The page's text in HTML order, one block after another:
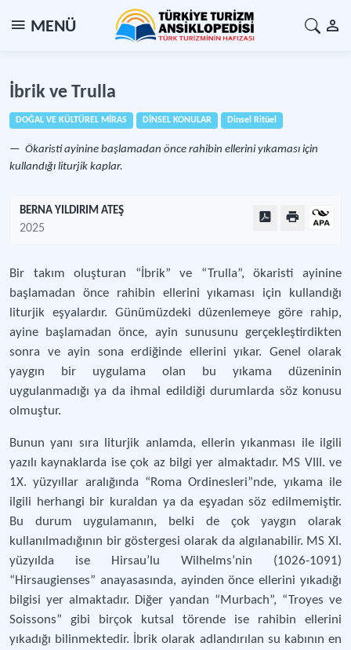
MENÜ
İbrik ve Trulla
DOĞAL VE KÜLTÜREL MİRAS DİNSEL KONULAR Dinsel Ritüel
Ökaristi ayinine başlamadan önce rahibin ellerini yıkaması için
kullandığı liturjik kaplar.
BERNA YILDIRIM ATEŞ
2025
Bir takım oluşturan “İbrik” ve “Trulla”, ökaristi ayinine
başlamadan önce rahibin ellerini yıkaması için kullandığı
liturjik eşyalardır. Günümüzdeki düzenlemeye göre rahip,
ayine başlamadan önce, ayin sunusunu gerçekleştirdikten
sonra ve ayin sona erdiğinde ellerini yıkar. Genel olarak
yaygın bir uygulama olan bu yıkama düzeninin
uygulanmadığı ya da ihmal edildiği durumlarda söz konusu
olmuştur.
Bunun yanı sıra liturjik anlamda, ellerin yıkanması ile ilgili
yazılı kaynaklarda ise çok az bilgi yer almaktadır. MS VIII. ve
1X. yüzyıllar aralığında “Roma Ordinesleri”nde, yıkama ile
ilgili herhangi bir kuraldan ya da eşyadan söz edilmemiştir.
Bu durum uygulamanın, belki de çok yaygın olarak
kullanılmadığının bir göstergesi olarak da algılanabilir. MS XI.
yüzyılda ise Hirsau’lu Wilhelms’nin (1026-1091)
“Hirsaugienses” anayasasında, ayinden önce ellerini yıkadığı
bilgisi yer almaktadır. Diğer yandan “Murbach”, “Troyes ve
Soissons” gibi birçok kutsal törende ise rahibin ellerini
yıkadığı bilinmektedir. İbrik olarak adlandırılan su kabının en